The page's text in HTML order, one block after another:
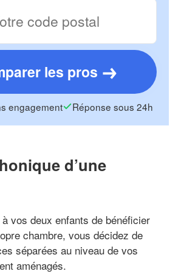
les pros
engagement Réponse sous 24h
d’une
vos deux enfants de bénéficier
chambre, vous décidez de
séparées au niveau de vos
aménagés.